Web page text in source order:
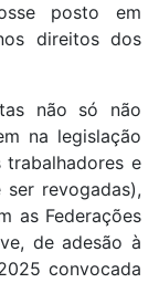
posto em
direitos dos
não só não
na legislação
e
revogadas),
as Federações
de adesão à
convocada